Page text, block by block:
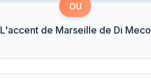
OU
L'accent de Marseille de Di Meco